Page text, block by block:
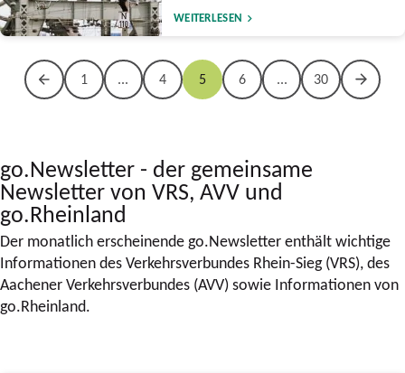
WEITERLESEN
1 ... 4 5 6 ... 30
go.Newsletter - der gemeinsame
Newsletter von VRS, AVV und
go.Rheinland
Der monatlich erscheinende go.Newsletter enthält wichtige
Informationen des Verkehrsverbundes Rhein-Sieg (VRS), des
Aachener Verkehrsverbundes (AVV) sowie Informationen von
go.Rheinland.